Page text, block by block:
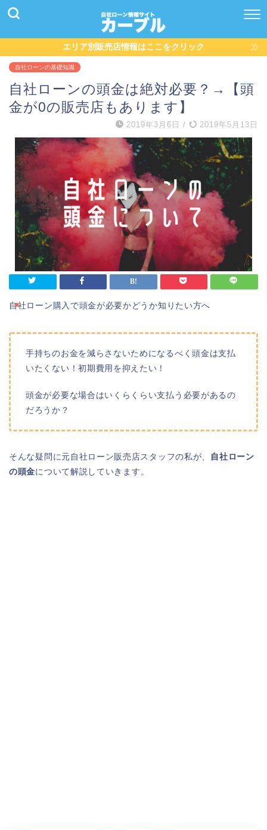
エリア別販売店情報はここをクリック
自社ローンの基礎知識
自社ローンの頭金は絶対必要？→【頭
金が0の販売店もあります】
2019年3月6日 / 2019年5月13日
自社ローン購入で頭金が必要かどうか知りたい方へ
手持ちのお金を減らさないためになるべく頭金は支払
いたくない！初期費用を抑えたい！
頭金が必要な場合はいくらくらい支払う必要があるの
だろうか？
そんな疑問に元自社ローン販売店スタッフの私が、
自社ローン
の頭金について解説していきます。